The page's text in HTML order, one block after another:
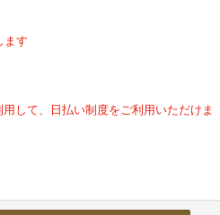
ます
して、日払い制度をご利用いただけま